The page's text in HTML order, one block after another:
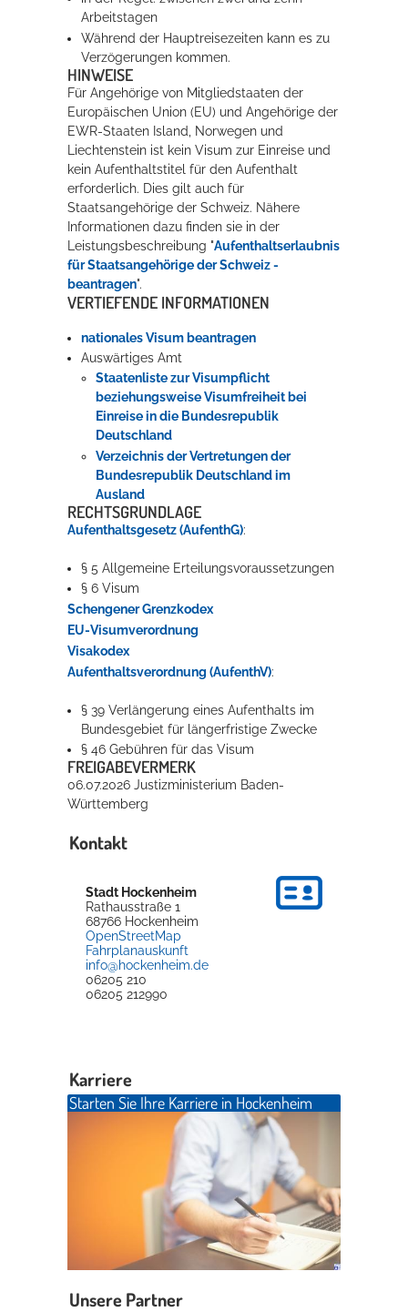
Arbeitstagen
Während der Hauptreisezeiten kann es zu
Verzögerungen kommen.
HINWEISE
Für Angehörige von Mitgliedstaaten der
Europäischen Union (EU) und Angehörige der
EWR-Staaten Island, Norwegen und
Liechtenstein ist kein Visum zur Einreise und
kein Aufenthaltstitel für den Aufenthalt
erforderlich. Dies gilt auch für
Staatsangehörige der Schweiz. Nähere
Informationen dazu finden sie in der
Leistungsbeschreibung "Aufenthaltserlaubnis
für Staatsangehörige der Schweiz -
beantragen".
VERTIEFENDE INFORMATIONEN
nationales Visum beantragen
Auswärtiges Amt
Staatenliste zur Visumpflicht
beziehungsweise Visumfreiheit bei
Einreise in die Bundesrepublik
Deutschland
Verzeichnis der Vertretungen der
Bundesrepublik Deutschland im
Ausland
RECHTSGRUNDLAGE
Aufenthaltsgesetz (AufenthG):
§ 5 Allgemeine Erteilungsvoraussetzungen
§ 6 Visum
Schengener Grenzkodex
EU-Visumverordnung
Visakodex
Aufenthaltsverordnung (AufenthV):
§ 39 Verlängerung eines Aufenthalts im
Bundesgebiet für längerfristige Zwecke
§ 46 Gebühren für das Visum
FREIGABEVERMERK
06.07.2026 Justizministerium Baden-
Württemberg
Kontakt
Stadt Hockenheim
Rathausstraße 1
68766 Hockenheim
OpenStreetMap
Fahrplanauskunft
info@hockenheim.de
06205 210
06205 212990
Karriere
Starten Sie Ihre Karriere in Hockenheim
Unsere Partner